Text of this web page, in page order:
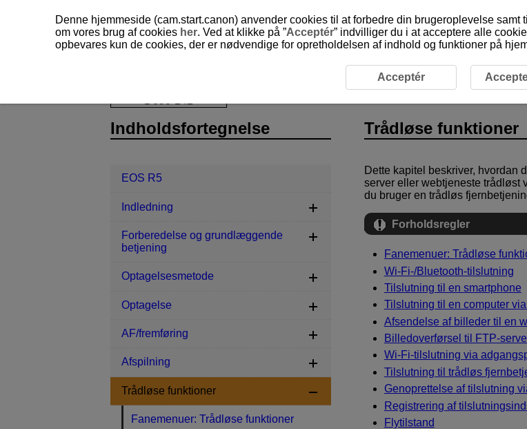
Trådløse funktioner
Dette kapitel beskriver, hvordan
server eller webtjeneste trådløst
du bruger en trådløs
Forholdsregler
Fanemenuer: Trådløse
Wi-Fi-/Bluetooth-tilslutning
Tilslutning til en smartphone
Tilslutning til en computer
Afsendelse af billeder til en
Billedoverførsel til FTP-
Wi-Fi-tilslutning via
Tilslutning til trådløs
Genoprettelse af tilslutning
Registrering af
Flytilstand
Indholdsfortegnelse
EOS R5
Indledning
Forberedelse og grundlæggende
betjening
Optagelsesmetode
Optagelse
AF/fremføring
Afspilning
Trådløse funktioner
Fanemenuer: Trådløse funktioner
Denne hjemmeside (cam.start.canon) anvender cookies til at forbedre din brugeroplevelse
om vores brug af cookies her. Ved at klikke på ”Acceptér” indvilliger du i at acceptere alle
opbevares kun de cookies, der er nødvendige for opretholdelsen af indhold og funktioner på
Acceptér